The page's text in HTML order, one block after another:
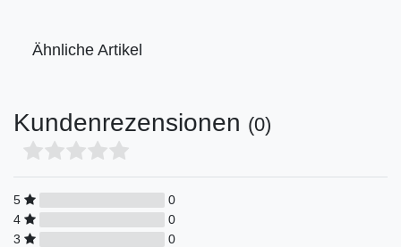
Ähnliche Artikel
Kundenrezensionen (0)
5
0
4
0
3
0